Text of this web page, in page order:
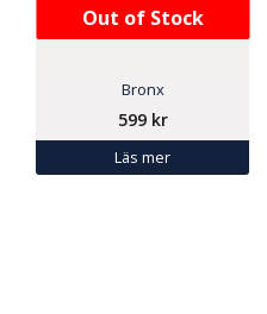
Out of Stock
Bronx
599 kr
Läs mer